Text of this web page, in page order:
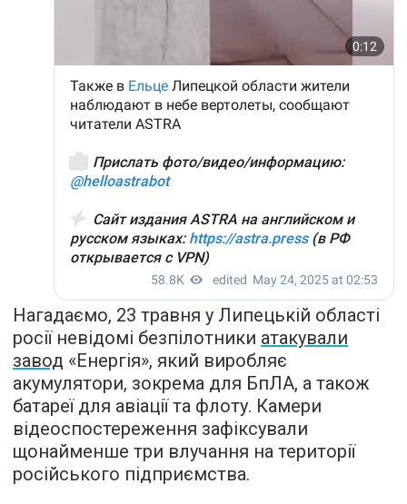
Нагадаємо, 23 травня у Липецькій області
росії невідомі безпілотники атакували
завод «Енергія», який виробляє
акумулятори, зокрема для БпЛА, а також
батареї для авіації та флоту. Камери
відеоспостереження зафіксували
щонайменше три влучання на території
російського підприємства.